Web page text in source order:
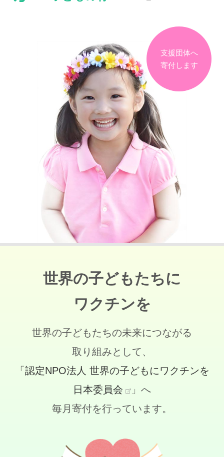
支援団体へ
寄付します
世界の子どもたちに
ワクチンを
世界の子どもたちの未来につながる
取り組みとして、
「認定NPO法人 世界の子どもにワクチンを
日本委員会
」へ
毎月寄付を行っています。